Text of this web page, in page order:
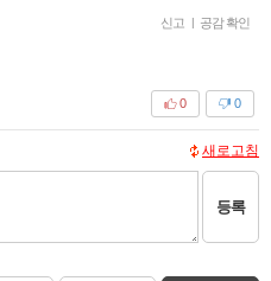
신고 | 공감 확인
0
0
새로고침
등록